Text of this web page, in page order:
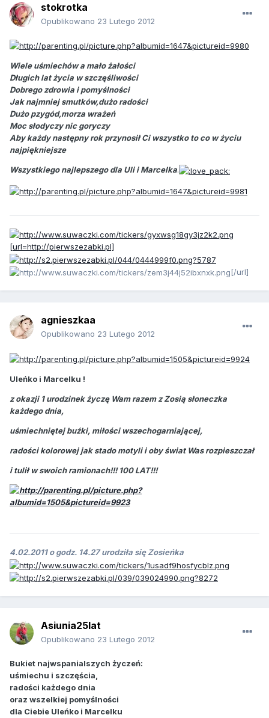
stokrotka
Opublikowano 23 Lutego 2012
Wiele uśmiechów a mało żałości
Długich lat życia w szczęśliwości
Dobrego zdrowia i pomyślności
Jak najmniej smutków,dużo radości
Dużo pzygód,morza wrażeń
Moc słodyczy nic goryczy
Aby każdy następny rok przynosił Ci wszystko to co w życiu
najpiękniejsze
Wszystkiego najlepszego dla Uli i Marcelka.
[url=http://pierwszezabki.pl]
[/url]
agnieszkaa
Opublikowano 23 Lutego 2012
Uleńko i Marcelku !
z okazji 1 urodzinek życzę Wam razem z Zosią słoneczka
każdego dnia,
uśmiechniętej buźki, miłości wszechogarniającej,
radości kolorowej jak stado motyli i oby świat Was rozpieszczał
i tulił w swoich ramionach!!! 100 LAT!!!
4.02.2011 o godz. 14.27 urodziła się Zosieńka
Asiunia25lat
Opublikowano 23 Lutego 2012
Bukiet najwspanialszych życzeń:
uśmiechu i szczęścia,
radości każdego dnia
oraz wszelkiej pomyślności
dla Ciebie Uleńko i Marcelku